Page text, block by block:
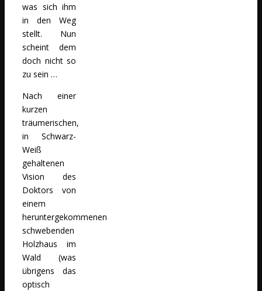
was sich ihm
in den Weg
stellt. Nun
scheint dem
doch nicht so
zu sein …
Nach einer
kurzen
träumerischen,
in Schwarz-
Weiß
gehaltenen
Vision des
Doktors von
einem
heruntergekommenen
schwebenden
Holzhaus im
Wald (was
übrigens das
optisch